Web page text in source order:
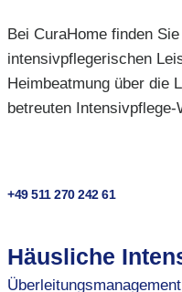
Bei CuraHome finden
intensivpflegerischen
Heimbeatmung über die
betreuten
+49 511 270 242 61
Häusliche
Überleitungsmanagement